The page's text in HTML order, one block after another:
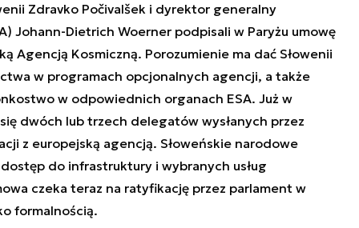
Zdravko Počivalšek i dyrektor generalny
Johann-Dietrich Woerner podpisali w Paryżu umowę
Agencją Kosmiczną. Porozumienie ma dać Słowenii
w programach opcjonalnych agencji, a także
w odpowiednich organach ESA. Już w
dwóch lub trzech delegatów wysłanych przez
z europejską agencją. Słoweńskie narodowe
do infrastruktury i wybranych usług
czeka teraz na ratyfikację przez parlament w
formalnością.